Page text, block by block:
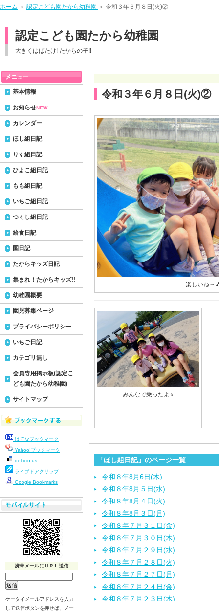
ホーム ＞ 認定こども園たから幼稚園 ＞ 令和３年６月８日(火)②
認定こども園たから幼稚園
大きくはばたけ! たからの子!!
令和３年６月８日(火)②
楽しいね～
みんなで乗ったよ⭐
「ほし組日記」のページ一覧
令和８年8月6日(木)
令和８年8月５日(水)
令和８年8月４日(火)
令和８年8月３日(月)
令和８年７月３１日(金)
令和８年７月３０日(木)
令和８年７月２９日(水)
令和８年７月２８日(火)
令和８年７月２７日(月)
令和８年７月２４日(金)
令和８年７月２３日(木)
基本情報
お知らせNEW
カレンダー
ほし組日記
りす組日記
ひよこ組日記
もも組日記
いちご組日記
つくし組日記
給食日記
園日記
たからキッズ日記
集まれ！たからキッズ!!
幼稚園概要
園児募集ページ
プライバシーポリシー
いちご日記
カテゴリ無し
会員専用掲示板(認定こ
ども園たから幼稚園)
サイトマップ
はてなブックマーク
Yahoo!ブックマーク
del.icio.us
ライブドアクリップ
Google Bookmarks
携帯メールにＵＲＬ送信
ケータイメールアドレスを入力
して送信ボタンを押せば、メー